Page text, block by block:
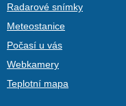
Radarové snímky
Meteostanice
Počasí u vás
Webkamery
Teplotní mapa